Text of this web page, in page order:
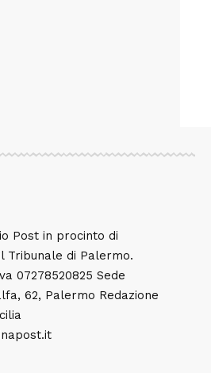
Post in procinto di
Tribunale di Palermo.
07278520825 Sede
62, Palermo Redazione